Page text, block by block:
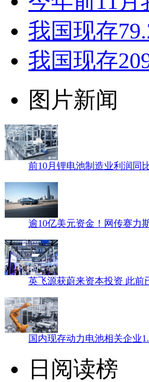
我国现存
我国现存
图片新闻
前10月锂电池制造业利润同
逾10亿美元资金！网传赛力
英飞源获蔚来资本投资 此前
国内现存动力电池相关企业
日阅读榜